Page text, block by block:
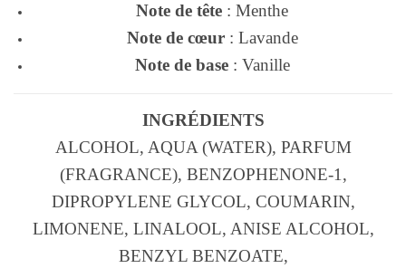
Note de tête : Menthe
Note de cœur: Lavande
Note de base: Vanille
INGRÉDIENTS
ALCOHOL, AQUA (WATER), PARFUM
(FRAGRANCE), BENZOPHENONE-1,
DIPROPYLENE GLYCOL, COUMARIN,
LIMONENE, LINALOOL, ANISE ALCOHOL,
BENZYL BENZOATE,